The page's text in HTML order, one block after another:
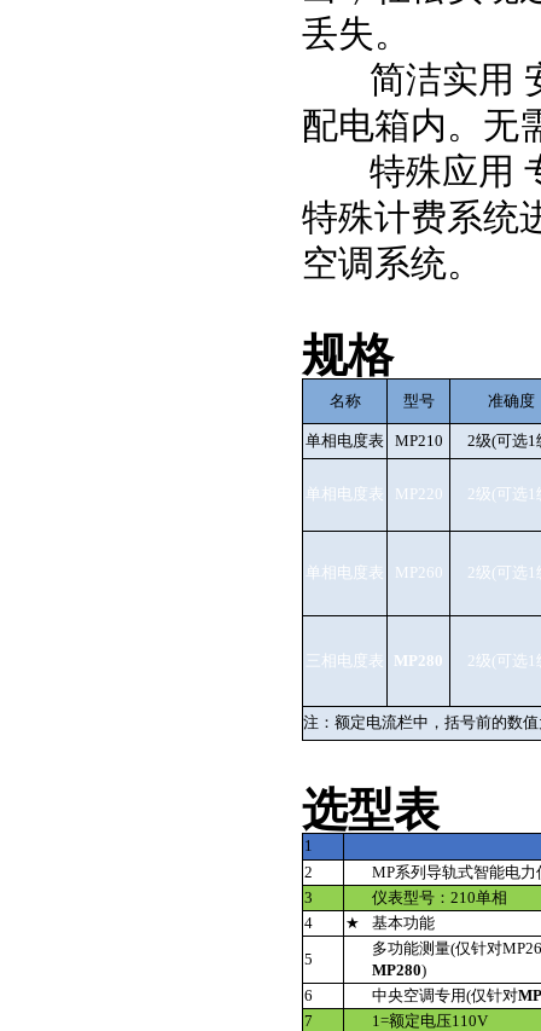
丢失。
简洁实用 安
配电箱内。无
特殊应用 专
特殊计费系统
空调系统。
规格
名称 型号 准确度
单相电度表 MP210 2级(可选1
单相电度表 MP220 2级(可选1
单相电度表 MP260 2级(可选1
三相电度表 MP280 2级(可选1
注：额定电流栏中，括号前的数
选型表
1
2
MP系列导轨式智能电力
3
仪表型号：210单相
4
★ 基本功能
5
多功能测量(仅针对
MP280)
6
中央空调专用(仅针对
7
1=额定电压110V